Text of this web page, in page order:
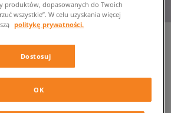
BOAT 2
produktów, dopasowanych do Twoich
wszystkie”. W celu uzyskania więcej
politykę prywatności.
Dostosuj
OK